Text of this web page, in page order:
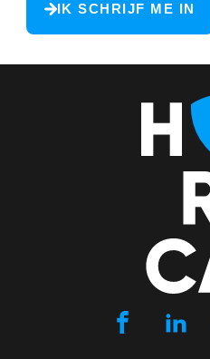
IK SCHRIJF ME IN